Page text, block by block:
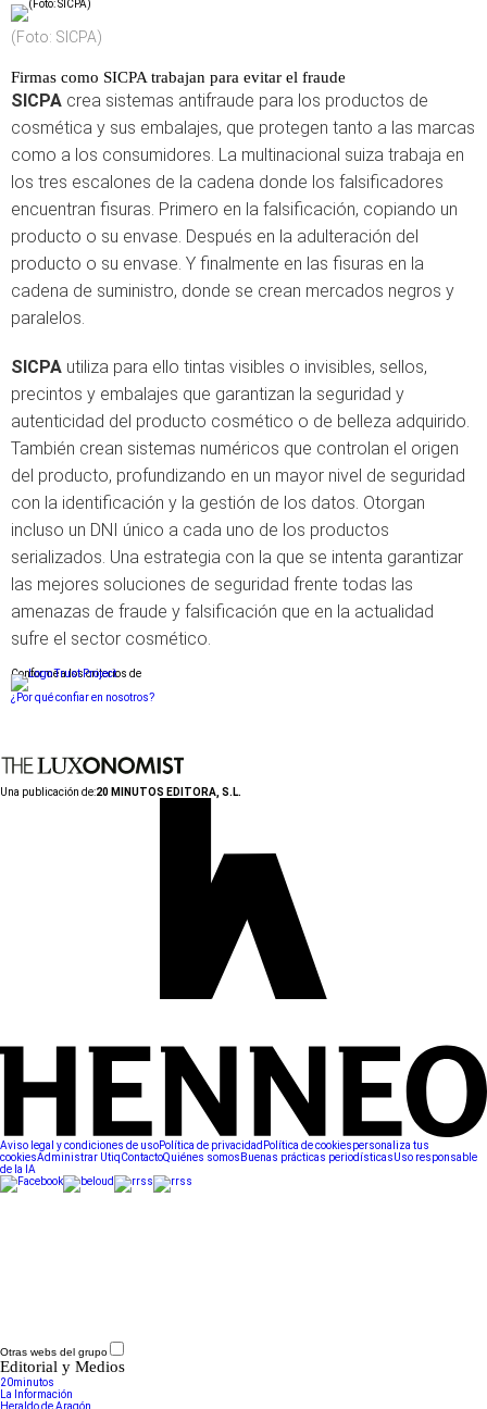
(Foto: SICPA)
Firmas como SICPA trabajan para evitar el fraude
SICPA crea sistemas antifraude para los productos de
cosmética y sus embalajes, que protegen tanto a las marcas
como a los consumidores. La multinacional suiza trabaja en
los tres escalones de la cadena donde los falsificadores
encuentran fisuras. Primero en la falsificación, copiando un
producto o su envase. Después en la adulteración del
producto o su envase. Y finalmente en las fisuras en la
cadena de suministro, donde se crean mercados negros y
paralelos.
SICPA utiliza para ello tintas visibles o invisibles, sellos,
precintos y embalajes que garantizan la seguridad y
autenticidad del producto cosmético o de belleza adquirido.
También crean sistemas numéricos que controlan el origen
del producto, profundizando en un mayor nivel de seguridad
con la identificación y la gestión de los datos. Otorgan
incluso un DNI único a cada uno de los productos
serializados. Una estrategia con la que se intenta garantizar
las mejores soluciones de seguridad frente todas las
amenazas de fraude y falsificación que en la actualidad
sufre el sector cosmético.
Conforme a los criterios de
¿Por qué confiar en nosotros?
Una publicación de:20 MINUTOS EDITORA, S.L.
Aviso legal y condiciones de usoPolítica de privacidad Política de cookiespersonaliza tus
cookiesAdministrar UtiqContactoQuiénes somos Buenas prácticas periodísticasUso responsable
de la IA
Otras webs del grupo
Editorial y Medios
20minutos
La Información
Heraldo de Aragón